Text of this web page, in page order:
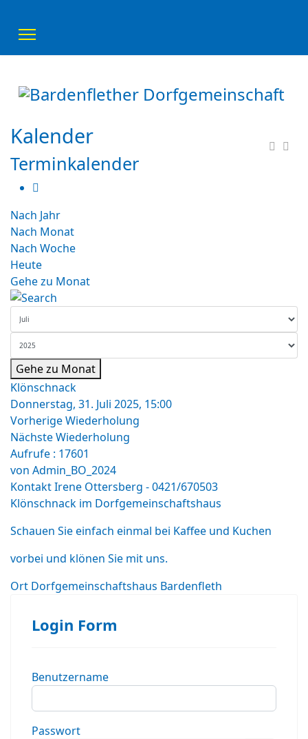
Kalender
Terminkalender
Nach Jahr
Nach Monat
Nach Woche
Heute
Gehe zu Monat
Gehe zu Monat
Klönschnack
Donnerstag, 31. Juli 2025, 15:00
Vorherige Wiederholung
Nächste Wiederholung
Aufrufe : 17601
von Admin_BO_2024
KontaktIrene Ottersberg - 0421/670503
Klönschnack im Dorfgemeinschaftshaus
Schauen Sie einfach einmal bei Kaffee und Kuchen
vorbei und klönen Sie mit uns.
Ort Dorfgemeinschaftshaus Bardenfleth
Login Form
Benutzername
Passwort